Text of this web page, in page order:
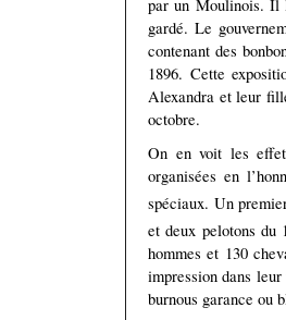
par un Moulinois. Il
gardé. Le
contenant des
1896. Cette
Alexandra et leur
octobre.
On en voit les
organisées en
spéciaux. Un
et deux pelotons du
hommes et 130
impression dans
burnous garance ou